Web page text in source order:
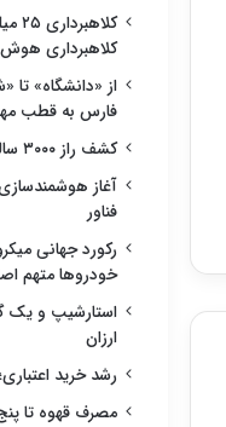
کلاهبرداری
از «دانشگاه» تا
فارس به قطب
کشف راز ۳۰۰۰ ساله آشوریان
آغاز
فناور
رکورد جهانی
خودروها متهم
استارشیپ و یک
ارزان
رشد خرید
مصرف قهوه تا